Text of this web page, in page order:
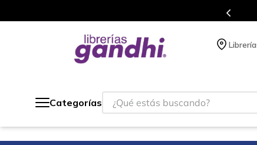
Categorías
¿Qué estás buscando?